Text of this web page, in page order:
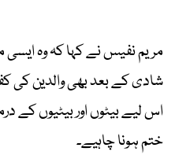
مریم نفیس نے کہا کہ وہ ایسی
شادی کے بعد بھی والدین کی
اس لیے بیٹوں اور بیٹیوں کے
ختم ہونا چاہیے۔